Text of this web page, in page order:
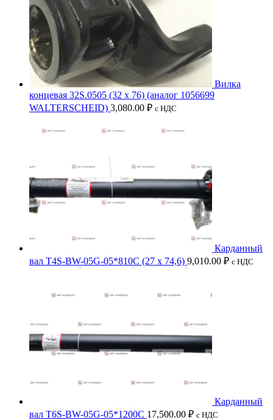
Вилка
концевая 32S.0505 (32 x 76) (аналог 1056699
WALTERSCHEID) 3,080.00 ₽ с НДС
Карданный
вал Т4S-BW-05G-05*810C (27 х 74,6) 9,010.00 ₽ с НДС
Карданный
вал Т6S-ВW-05G-05*1200C 17,500.00 ₽ с НДС